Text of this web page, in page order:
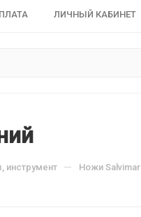
ЛИЧНЫЙ КАБИНЕТ
инструмент — Ножи Salvimar